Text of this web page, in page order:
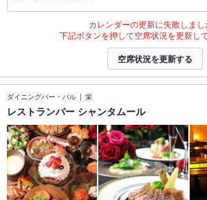
カレンダーの更新に失敗しまし
下記ボタンを押して空席状況を更新し
空席状況を更新する
ダイニングバー・バル 栄
レストランバー シャンタムール